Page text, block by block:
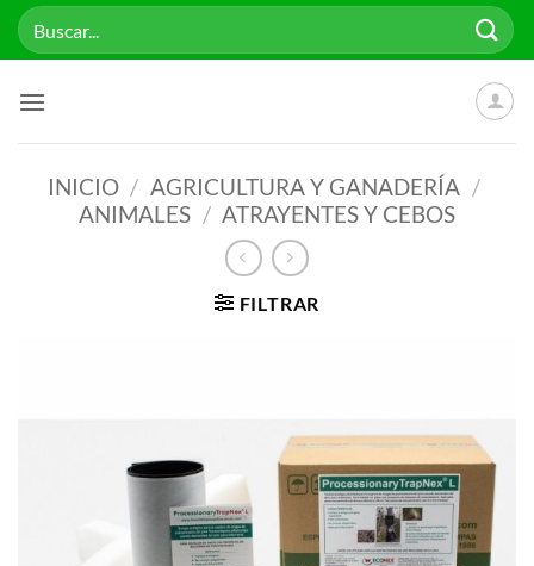
Saltar
Buscar
por:
INICIO / AGRICULTURA Y GANADERÍA /
ANIMALES / ATRAYENTES Y CEBOS
FILTRAR